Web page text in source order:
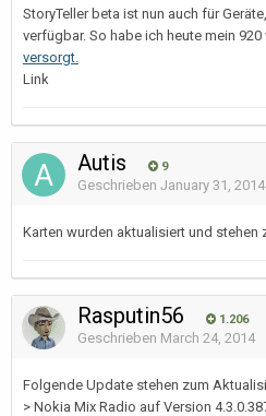
StoryTeller beta ist nun auch für
verfügbar. So habe ich heute mein
versorgt.
Link
Autis 9
Geschrieben January 31, 2014
Karten wurden aktualisiert und stehen
Rasputin56 1.206
Geschrieben March 24, 2014
Folgende Update stehen zum
> Nokia Mix Radio auf Version